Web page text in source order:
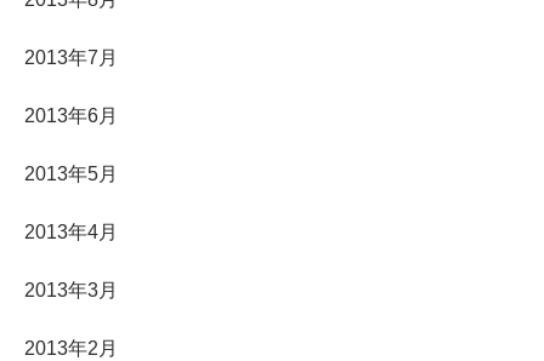
2013年7月
2013年6月
2013年5月
2013年4月
2013年3月
2013年2月